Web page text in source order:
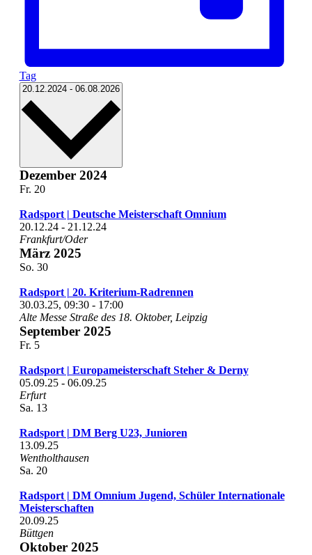
Tag
20.12.2024 - 06.08.2026 Datum
Dezember 2024
Fr. 20
Radsport | Deutsche Meisterschaft Omnium
20.12.24- 21.12.24
Frankfurt/Oder
März 2025
So. 30
Radsport | 20. Kriterium-Radrennen
30.03.25, 09:30- 17:00
Alte Messe Straße des 18. Oktober, Leipzig
September 2025
Fr. 5
Radsport | Europameisterschaft Steher & Derny
05.09.25- 06.09.25
Erfurt
Sa. 13
Radsport | DM Berg U23, Junioren
13.09.25
Wentholthausen
Sa. 20
Radsport | DM Omnium Jugend, Schüler Internationale
Meisterschaften
20.09.25
Büttgen
Oktober 2025